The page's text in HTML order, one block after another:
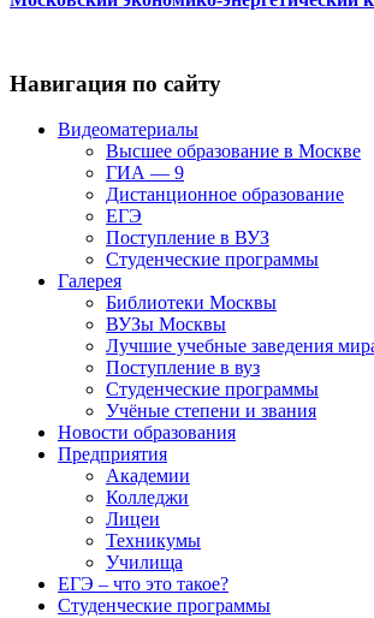
Навигация по сайту
Видеоматериалы
Высшее образование в Москве
ГИА — 9
Дистанционное образование
ЕГЭ
Поступление в ВУЗ
Студенческие программы
Галерея
Библиотеки Москвы
ВУЗы Москвы
Лучшие учебные заведения
Поступление в вуз
Студенческие программы
Учёные степени и звания
Новости образования
Предприятия
Академии
Колледжи
Лицеи
Техникумы
Училища
ЕГЭ – что это такое?
Студенческие программы